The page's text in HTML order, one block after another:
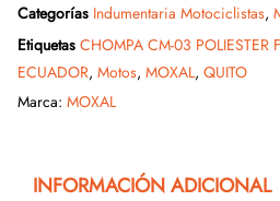
Categorías Indumentaria Motociclistas,
Etiquetas CHOMPA CM-03 POLIESTER
ECUADOR, Motos, MOXAL, QUITO
Marca: MOXAL
INFORMACIÓN ADICIONAL